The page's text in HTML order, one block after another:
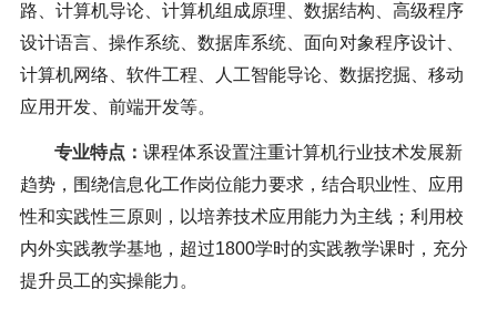
路、计算机导论、计算机组成原理、数据结构、高级程序
设计语言、操作系统、数据库系统、面向对象程序设计、
计算机网络、软件工程、人工智能导论、数据挖掘、移动
应用开发、前端开发等。
专业特点 ： 课程体系设置注重计算机行业技术发展新
趋势，围绕信息化工作岗位能力要求，结合职业性、应用
性和实践性三原则，以培养技术应用能力为主线；利用校
内外实践教学基地，超过1800学时的实践教学课时，充分
提升员工的实操能力 。